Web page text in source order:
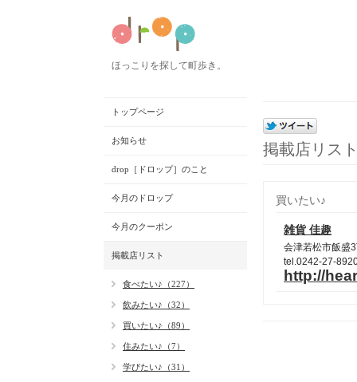
ほっこりを探して町歩き。
掲載店リス
買いたい♪
雑貨 佳趣
会津若松市飯盛3
tel.0242-27-
http://
トップページ
お知らせ
drop［ドロップ］のこと
今月のドロップ
今月のクーポン
掲載店リスト
食べたい♪（227）
飲みたい♪（32）
買いたい♪（89）
住みたい♪（7）
学びたい♪（31）